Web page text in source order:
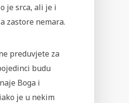
je srca, ali je i
zastore nemara.
preduvjete za
budu
Boga i
je u nekim